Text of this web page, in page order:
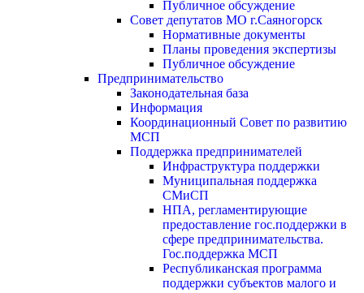
Публичное обсуждение
Совет депутатов МО г.Саяногорск
Нормативные документы
Планы проведения экспертизы
Публичное обсуждение
Предпринимательство
Законодательная база
Информация
Координационный Совет по развитию
МСП
Поддержка предпринимателей
Инфраструктура поддержки
Муниципальная поддержка
СМиСП
НПА, регламентирующие
предоставление гос.поддержки в
сфере предпринимательства.
Гос.поддержка МСП
Республиканская программа
поддержки субъектов малого и